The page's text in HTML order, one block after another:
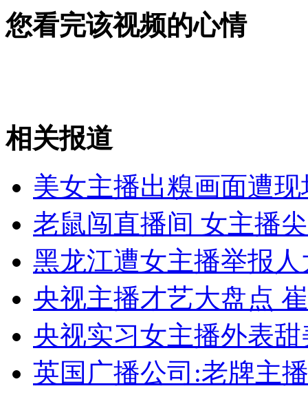
实拍五台山假僧人"开光"骗钱全程
山西运城恶犬咬伤多人 警民合力深夜将其击毙
女孩北京地铁殴打老人 痛下狠手拳打脚踢
无痛分娩是否安全 医生回应
外交部：反对强权政治霸凌主义
您看完该视频的心情
相关报道
美女主播出糗画面遭
老鼠闯直播间 女主播
黑龙江遭女主播举报
央视主播才艺大盘点
央视实习女主播外表
英国广播公司:老牌主